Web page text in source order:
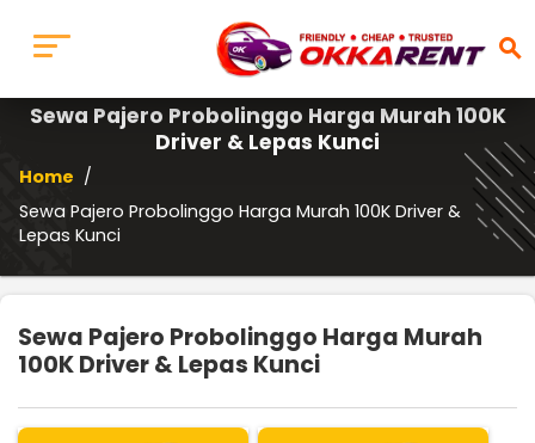
search
Sewa Pajero Probolinggo Harga Murah 100K
Driver & Lepas Kunci
Home /
Sewa Pajero Probolinggo Harga Murah 100K Driver &
Lepas Kunci
Sewa Pajero Probolinggo Harga Murah
100K Driver & Lepas Kunci